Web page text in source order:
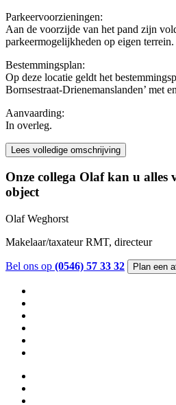
Parkeervoorzieningen:
Aan de voorzijde van het pand zijn
parkeermogelijkheden op eigen terrein.
Bestemmingsplan:
Op deze locatie geldt het
Bornsestraat-Drienemanslanden’ met
Aanvaarding:
In overleg.
Lees volledige omschrijving
Onze collega Olaf kan u alles
object
Olaf Weghorst
Makelaar/taxateur RMT, directeur
Bel ons op (0546) 57 33 32 Plan een